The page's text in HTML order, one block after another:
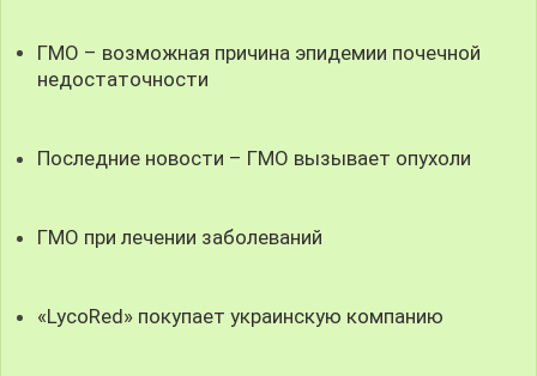
ГМО – возможная причина эпидемии почечной
недостаточности
Последние новости – ГМО вызывает опухоли
ГМО при лечении заболеваний
«LycoRed» покупает украинскую компанию